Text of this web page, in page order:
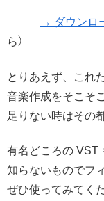
→ ダウンロ
ら）
とりあえず、これ
音楽作成をそこそ
足りない時はその
有名どころの VST
知らないものでフ
ぜひ使ってみてく